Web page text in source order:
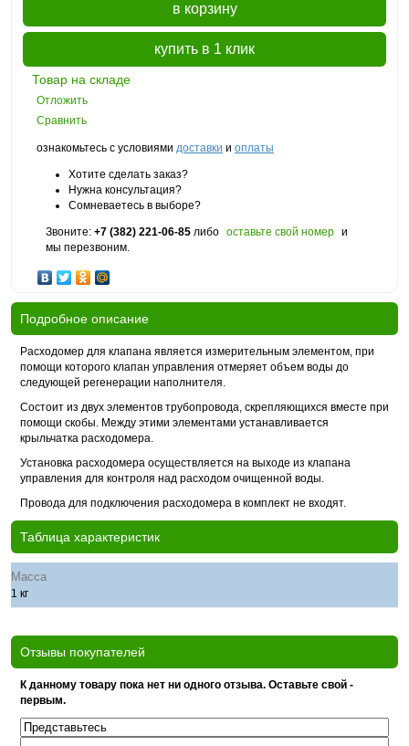
в корзину
купить в 1 клик
Товар на складе
Отложить
Сравнить
ознакомьтесь с условиями доставки и оплаты
Хотите сделать заказ?
Нужна консультация?
Сомневаетесь в выборе?
Звоните: +7 (382) 221-06-85 либо оставьте свой номер и
мы перезвоним.
Подробное описание
Расходомер для клапана является измерительным элементом, при
помощи которого клапан управления отмеряет объем воды до
следующей регенерации наполнителя.
Состоит из двух элементов трубопровода, скрепляющихся вместе при
помощи скобы. Между этими элементами устанавливается
крыльчатка расходомера.
Установка расходомера осуществляется на выходе из клапана
управления для контроля над расходом очищенной воды.
Провода для подключения расходомера в комплект не входят.
Таблица характеристик
Масса
1 кг
Отзывы покупателей
К данному товару пока нет ни одного отзыва. Оставьте свой -
первым.